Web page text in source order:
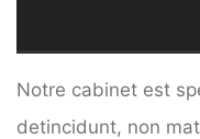
Notre cabinet est
detincidunt, non